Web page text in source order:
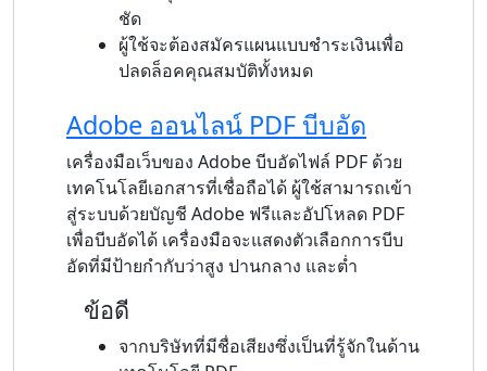
ชัด
ผู้ใช้จะต้องสมัครแผนแบบชำระเงินเพื่อ
ปลดล็อคคุณสมบัติทั้งหมด
Adobe ออนไลน์ PDF บีบอัด
เครื่องมือเว็บของ Adobe บีบอัดไฟล์ PDF ด้วย
เทคโนโลยีเอกสารที่เชื่อถือได้ ผู้ใช้สามารถเข้า
สู่ระบบด้วยบัญชี Adobe ฟรีและอัปโหลด PDF
เพื่อบีบอัดได้ เครื่องมือจะแสดงตัวเลือกการบีบ
อัดที่มีป้ายกำกับว่าสูง ปานกลาง และต่ำ
ข้อดี
จากบริษัทที่มีชื่อเสียงซึ่งเป็นที่รู้จักในด้าน